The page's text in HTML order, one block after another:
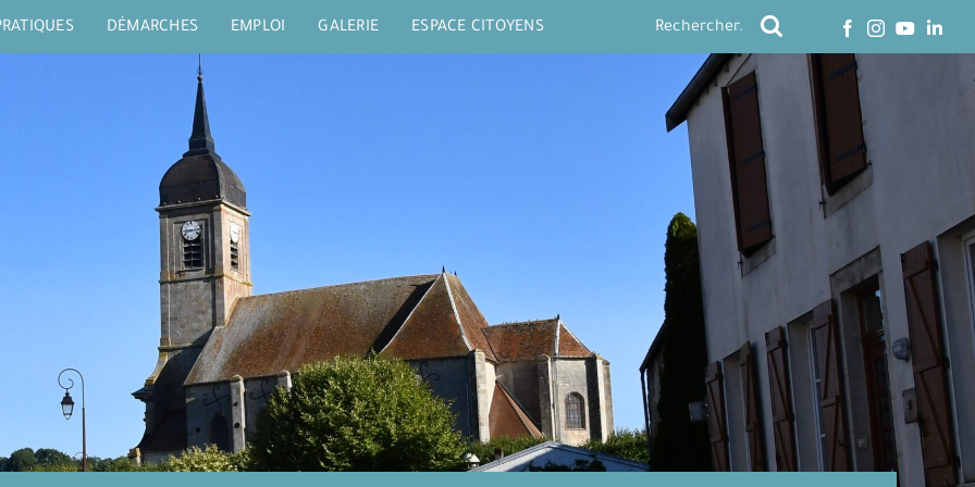
DÉMARCHES EMPLOI GALERIE ESPACE CITOYENS Rechercher: